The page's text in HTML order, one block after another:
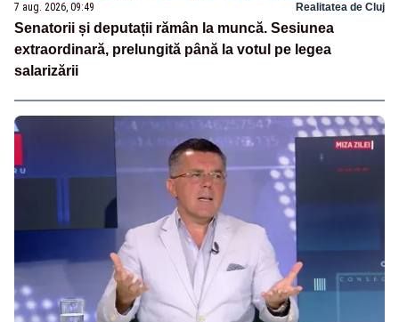
7 aug. 2026, 09:49 Realitatea de Cluj
Senatorii și deputații rămân la muncă. Sesiunea
extraordinară, prelungită până la votul pe legea
salarizării